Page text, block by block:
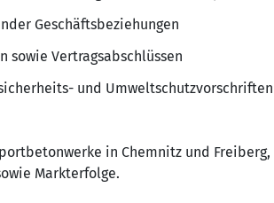
Geschäftsbeziehungen
sowie Vertragsabschlüssen
und Umweltschutzvorschriften
in Chemnitz und
Markterfolge.